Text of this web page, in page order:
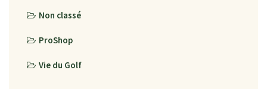
Non classé
ProShop
Vie du Golf